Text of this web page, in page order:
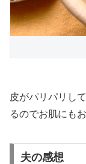
皮がパリパリし
るのでお肌にも
夫の感想